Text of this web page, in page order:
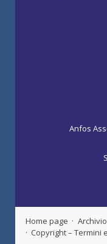
Anfos
Home page Archivio
Copyright – Termini